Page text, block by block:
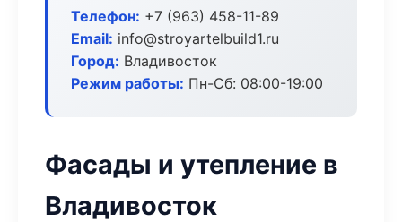
Телефон: +7 (963) 458-11-89
Email: info@stroyartelbuild1.ru
Город: Владивосток
Режим работы: Пн-Сб: 08:00-19:00
Фасады и утепление в
Владивосток